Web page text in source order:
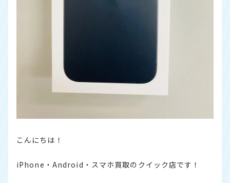
こんにちは！
iPhone・Android・スマホ買取のクイック店です！